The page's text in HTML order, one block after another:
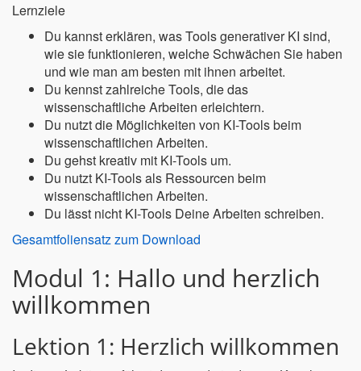
Lernziele
Du kannst erklären, was Tools generativer KI sind,
wie sie funktionieren, welche Schwächen Sie haben
und wie man am besten mit ihnen arbeitet.
Du kennst zahlreiche Tools, die das
wissenschaftliche Arbeiten erleichtern.
Du nutzt die Möglichkeiten von KI-Tools beim
wissenschaftlichen Arbeiten.
Du gehst kreativ mit KI-Tools um.
Du nutzt KI-Tools als Ressourcen beim
wissenschaftlichen Arbeiten.
Du lässt nicht KI-Tools Deine Arbeiten schreiben.
Gesamtfoliensatz zum Download
Modul 1: Hallo und herzlich
willkommen
Lektion 1: Herzlich willkommen